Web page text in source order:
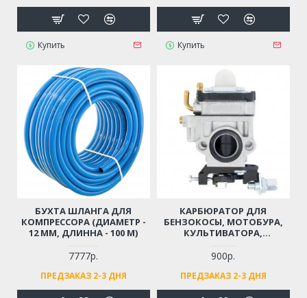
Купить Купить
БУХТА ШЛАНГА ДЛЯ
КОМПРЕССОРА (ДИАМЕТР -
12 ММ, ДЛИННА - 100 М)
7777р.
ПРЕДЗАКАЗ 2-3 ДНЯ
КАРБЮРАТОР ДЛЯ
БЕНЗОКОСЫ, МОТОБУРА,
КУЛЬТИВАТОРА,
СМ3, 56 СМ3, 62 СМ3
(ДВИГАТЕЛЬ 1E40F, 1E44F, 2-
Х ТАКТНЫЙ)
900р.
ПРЕДЗАКАЗ 2-3 ДНЯ